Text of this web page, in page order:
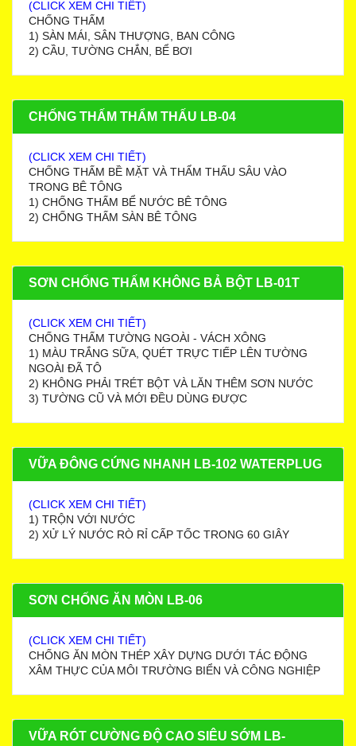
(CLICK XEM CHI TIẾT)
CHỐNG THẤM
1) SÀN MÁI, SÂN THƯỢNG, BAN CÔNG
2) CẦU, TƯỜNG CHẮN, BỂ BƠI
CHỐNG THẤM THẨM THẤU LB-04
(CLICK XEM CHI TIẾT)
CHỐNG THẤM BỀ MẶT VÀ THẨM THẤU SÂU VÀO
TRONG BÊ TÔNG
1) CHỐNG THẤM BỂ NƯỚC BÊ TÔNG
2) CHỐNG THẤM SÀN BÊ TÔNG
SƠN CHỐNG THẤM KHÔNG BẢ BỘT LB-01T
(CLICK XEM CHI TIẾT)
CHỐNG THẤM TƯỜNG NGOÀI - VÁCH XÔNG
1) MÀU TRẮNG SỮA, QUÉT TRỰC TIẾP LÊN TƯỜNG
NGOÀI ĐÃ TÔ
2) KHÔNG PHẢI TRÉT BỘT VÀ LĂN THÊM SƠN NƯỚC
3) TƯỜNG CŨ VÀ MỚI ĐỀU DÙNG ĐƯỢC
VỮA ĐÔNG CỨNG NHANH LB-102 WATERPLUG
(CLICK XEM CHI TIẾT)
1) TRỘN VỚI NƯỚC
2) XỬ LÝ NƯỚC RÒ RỈ CẤP TỐC TRONG 60 GIÂY
SƠN CHỐNG ĂN MÒN LB-06
(CLICK XEM CHI TIẾT)
CHỐNG ĂN MÒN THÉP XÂY DỰNG DƯỚI TÁC ĐỘNG
XÂM THỰC CỦA MÔI TRƯỜNG BIỂN VÀ CÔNG NGHIỆP
VỮA RÓT CƯỜNG ĐỘ CAO SIÊU SỚM LB-